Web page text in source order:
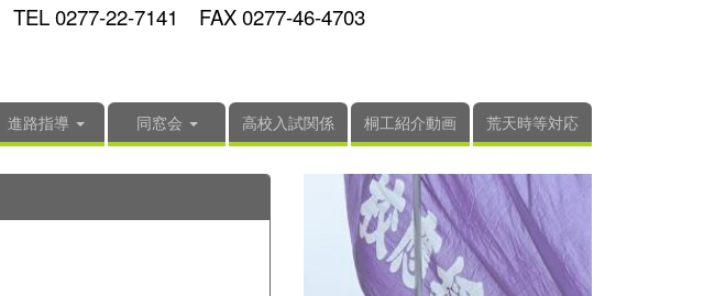
TEL 0277-22-7141 FAX 0277-46-4703
進路指導 同窓会 高校入試関係 桐工紹介動画 荒天時等対応